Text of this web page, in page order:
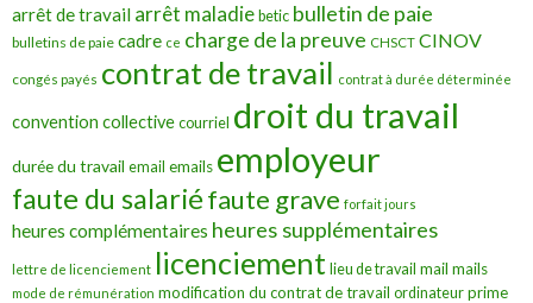
arrêt de travail arrêt maladie betic bulletin de paie
bulletins de paie cadre ce charge de la preuve CHSCT CINOV
congés payés contrat de travail contrat à durée déterminée
convention collective courriel droit du travail
durée du travail email emails employeur
faute du salariéfaute grave forfait jours
heures complémentaires heures supplémentaires
lettre de licenciement licenciement lieu de travail mail mails
mode de rémunération modification du contrat de travail ordinateur prime